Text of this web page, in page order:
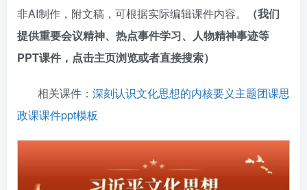
非AI制作，附文稿，可根据实际编辑课件内容。
（我们
提供重要会议精神、热点事件学习、人物精神事迹等
PPT课件，点击主页浏览或者直接搜索）
相关课件： 深刻认识文化思想的内核要义主题团课思
政课课件ppt模板